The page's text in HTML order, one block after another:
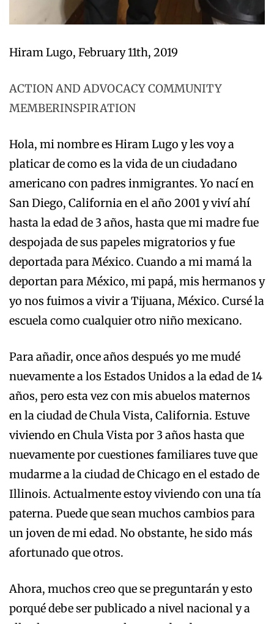
Hiram Lugo, February 11th, 2019
ACTION AND ADVOCACYCOMMUNITY
MEMBERINSPIRATION
Hola, mi nombre es Hiram Lugo y les voy a
platicar de como es la vida de un ciudadano
americano con padres inmigrantes. Yo nací en
San Diego, California en el año 2001 y viví ahí
hasta la edad de 3 años, hasta que mi madre fue
despojada de sus papeles migratorios y fue
deportada para México. Cuando a mi mamá la
deportan para México, mi papá, mis hermanos y
yo nos fuimos a vivir a Tijuana, México. Cursé la
escuela como cualquier otro niño mexicano.
Para añadir, once años después yo me mudé
nuevamente a los Estados Unidos a la edad de 14
años, pero esta vez con mis abuelos maternos
en la ciudad de Chula Vista, California. Estuve
viviendo en Chula Vista por 3 años hasta que
nuevamente por cuestiones familiares tuve que
mudarme a la ciudad de Chicago en el estado de
Illinois. Actualmente estoy viviendo con una tía
paterna. Puede que sean muchos cambios para
un joven de mi edad. No obstante, he sido más
afortunado que otros.
Ahora, muchos creo que se preguntarán y esto
porqué debe ser publicado a nivel nacional y a